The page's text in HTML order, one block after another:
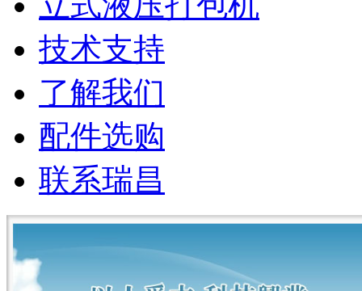
技术支持
了解我们
配件选购
联系瑞昌